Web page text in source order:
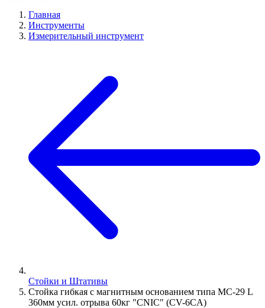
Главная
Инструменты
Измерительный инструмент
Стойки и Штативы
Стойка гибкая с магнитным основанием типа МС-29 L
360мм усил. отрыва 60кг "CNIC" (CV-6CA)